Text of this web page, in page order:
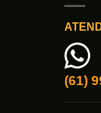
As
opções
podem
ser
na
(61)